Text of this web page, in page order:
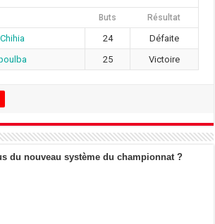
Buts Résultat
24
Défaite
25 Victoire
du nouveau système du championnat ?